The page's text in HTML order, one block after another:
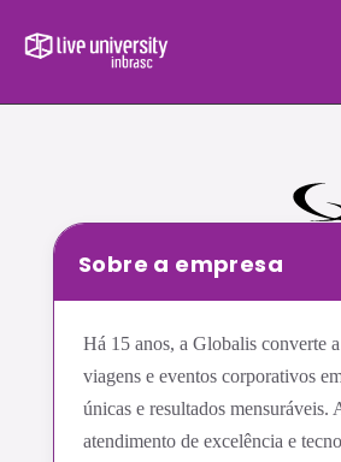
Sobre a empresa
Há 15 anos, a Globalis converte
viagens e eventos corporativos
únicas e resultados mensuráveis.
atendimento de excelência e